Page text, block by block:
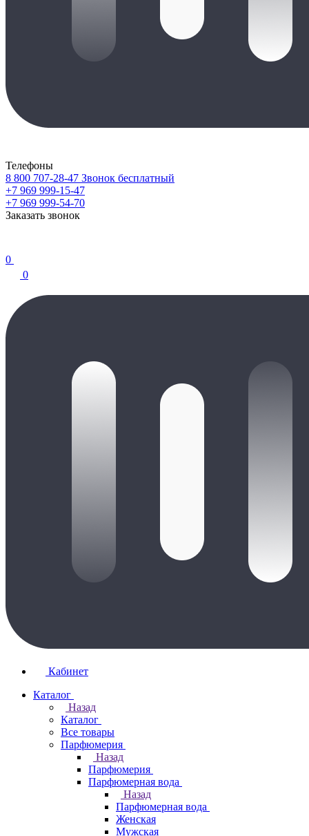
Телефоны
8 800 707-28-47 Звонок бесплатный
+7 969 999-15-47
+7 969 999-54-70
Заказать звонок
0
0
Кабинет
Каталог
Назад
Каталог
Все товары
Парфюмерия
Назад
Парфюмерия
Парфюмерная вода
Назад
Парфюмерная вода
Женская
Мужская